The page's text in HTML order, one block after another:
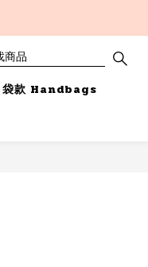
袋款 Handbags